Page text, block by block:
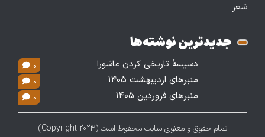
شعر
جدیدترین نوشته‌ها
دسیسۀ تاریخی کردن عاشورا 0
منبرهای اردیبهشت ۱۴۰۵ 0
منبرهای فروردین ۱۴۰۵ 0
تمام حقوق و معنوی سایت محفوظ است (Copyright 2024)